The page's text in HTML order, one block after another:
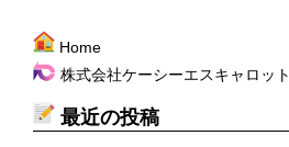
Home
株式会社ケーシーエスキャロット
最近の投稿